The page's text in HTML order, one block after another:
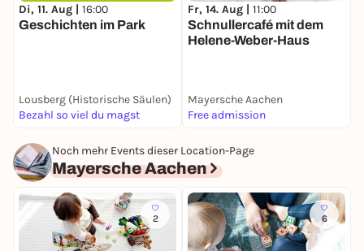
Di, 11. Aug | 16:00
Geschichten im Park
Lousberg (Historische Säulen)
Bezahl so viel du magst
Fr, 14. Aug | 11:00
Schnullercafé mit dem
Helene-Weber-Haus
Mayersche Aachen
Free admission
Noch mehr Events dieser Location-Page
Mayersche Aachen
2 6